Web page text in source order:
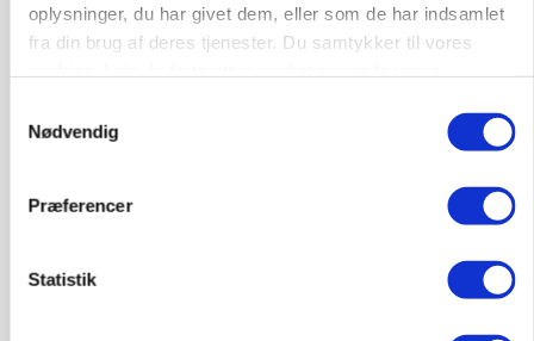
oplysninger, du har givet dem, eller som de har indsamlet
fra din brug af deres tjenester. Du samtykker til vores
Nødvendig
Præferencer
Statistik
Annonce
Loading...